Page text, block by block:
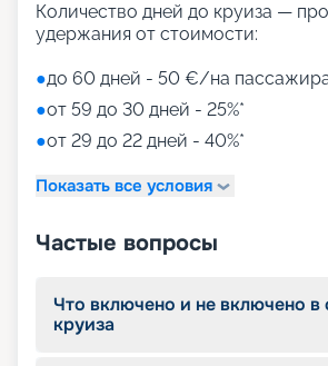
Количество дней до круиза —
удержания от стоимости:
●до 60 дней - 50 €/на
●от 59 до 30 дней - 25%*
●от 29 до 22 дней - 40%*
Показать все условия
Частые вопросы
Что включено и не включено в
круиза